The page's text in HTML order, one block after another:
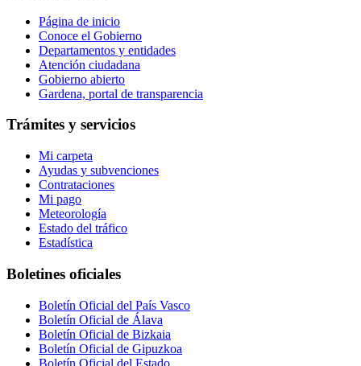
Página de inicio
Conoce el Gobierno
Departamentos y entidades
Atención ciudadana
Gobierno abierto
Gardena, portal de transparencia
Trámites y servicios
Mi carpeta
Ayudas y subvenciones
Contrataciones
Mi pago
Meteorología
Estado del tráfico
Estadística
Boletines oficiales
Boletín Oficial del País Vasco
Boletín Oficial de Álava
Boletín Oficial de Bizkaia
Boletín Oficial de Gipuzkoa
Boletín Oficial del Estado